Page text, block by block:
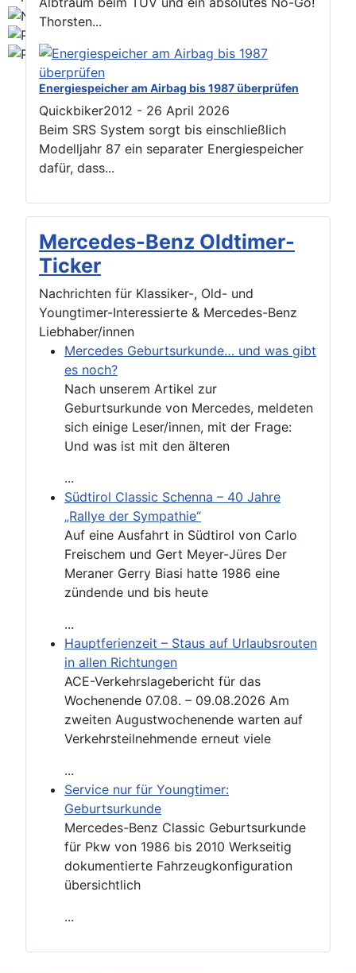
Thorsten...
Energiespeicher am Airbag bis 1987 überprüfen
Quickbiker2012 - 26 April 2026
Beim SRS System sorgt bis einschließlich
Modelljahr 87 ein separater Energiespeicher
dafür, dass...
Mercedes-Benz Oldtimer-
Ticker
Nachrichten für Klassiker-, Old- und
Youngtimer-Interessierte & Mercedes-Benz
Liebhaber/innen
Mercedes Geburtsurkunde… und was gibt
es noch?
Nach unserem Artikel zur
Geburtsurkunde von Mercedes, meldeten
sich einige Leser/innen, mit der Frage:
Und was ist mit den älteren
...
Südtirol Classic Schenna – 40 Jahre
„Rallye der Sympathie“
Auf eine Ausfahrt in Südtirol von Carlo
Freischem und Gert Meyer-Jüres Der
Meraner Gerry Biasi hatte 1986 eine
zündende und bis heute
...
Hauptferienzeit – Staus auf Urlaubsrouten
in allen Richtungen
ACE-Verkehrslagebericht für das
Wochenende 07.08. – 09.08.2026 Am
zweiten Augustwochenende warten auf
Verkehrsteilnehmende erneut viele
...
Service nur für Youngtimer:
Geburtsurkunde
Mercedes-Benz Classic Geburtsurkunde
für Pkw von 1986 bis 2010 Werkseitig
dokumentierte Fahrzeugkonfiguration
übersichtlich
...